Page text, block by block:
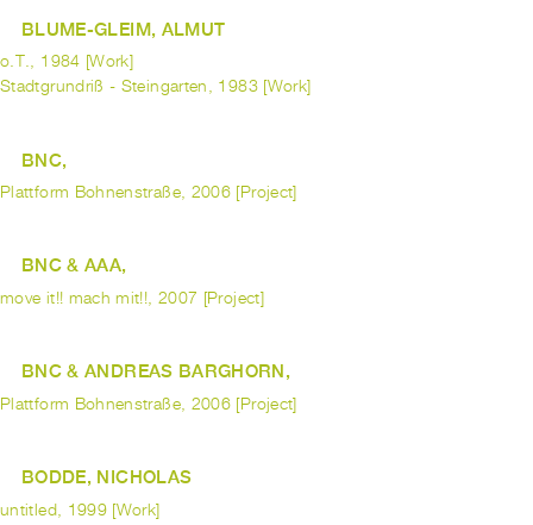
BLUME-GLEIM, ALMUT
o.T., 1984 [Work]
Stadtgrundriß - Steingarten, 1983 [Work]
BNC,
Plattform Bohnenstraße, 2006 [Project]
BNC & AAA,
move it!! mach mit!!, 2007 [Project]
BNC & ANDREAS BARGHORN,
Plattform Bohnenstraße, 2006 [Project]
BODDE, NICHOLAS
untitled, 1999 [Work]